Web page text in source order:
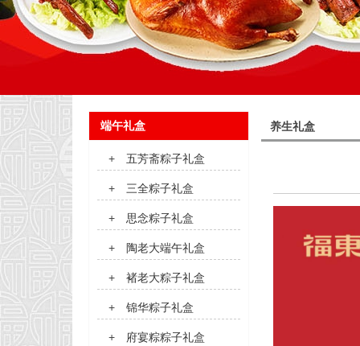
养生礼盒
端午礼盒
+ 五芳斋粽子礼盒
+ 三全粽子礼盒
+ 思念粽子礼盒
+ 陶老大端午礼盒
+ 褚老大粽子礼盒
+ 锦华粽子礼盒
+ 府宴粽粽子礼盒